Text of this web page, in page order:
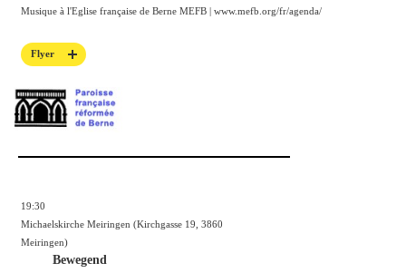
Musique à l'Eglise française de Berne MEFB | www.mefb.org/fr/agenda/
Flyer
19:30
Michaelskirche Meiringen (Kirchgasse 19, 3860
Meiringen)
Bewegend